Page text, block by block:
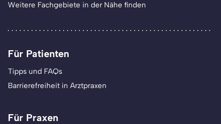
Weitere Fachgebiete in der Nähe finden
Für Patienten
Tipps und FAQs
Barrierefreiheit in Arztpraxen
Für Praxen